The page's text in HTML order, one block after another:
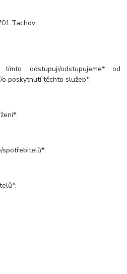
Tachov
tímto odstupuji/odstupujeme* od
poskytnutí těchto služeb*:
spotřebitelů*: